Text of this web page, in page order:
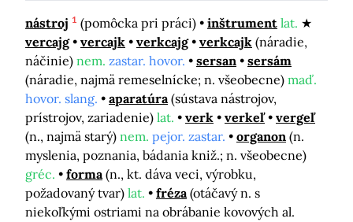
nástroj 1 (pomôcka pri práci) inštrument lat.
vercajg
vercajk verkcajg verkcajk (náradie,
náčinie) nem. zastar. hovor. sersan
sersám
(náradie, najmä remeselnícke; n. všeobecne) maď.
hovor. slang.
aparatúra (sústava nástrojov,
prístrojov, zariadenie) lat. verk verkeľ
vergeľ
(n., najmä starý) nem. pejor. zastar. organon (n.
myslenia, poznania, bádania kniž.; n. všeobecne)
gréc.
forma (n., kt. dáva veci, výrobku,
požadovaný tvar) lat. fréza (otáčavý n. s
niekoľkými ostriami na obrábanie kovových al.